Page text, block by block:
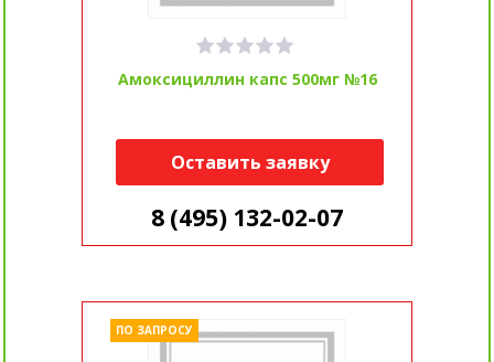
Амоксициллин капс 500мг №16
Оставить заявку
8 (495) 132-02-07
ПО ЗАПРОСУ